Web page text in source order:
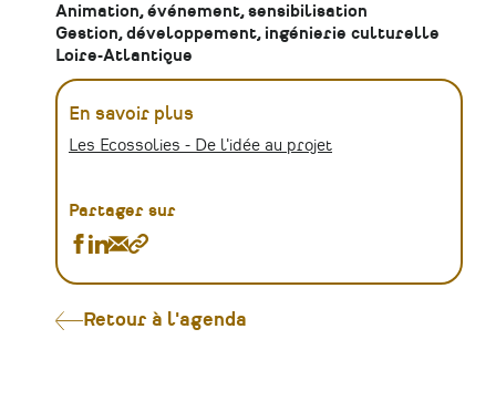
Animation, événement, sensibilisation
Gestion, développement, ingénierie culturelle
Loire-Atlantique
En savoir plus
Les Ecossolies - De l'idée au projet
Partager sur
Partager
De
l'idée
Partager
De
l'idée
Partager
De
l'idée
lien
Retour à l'agenda